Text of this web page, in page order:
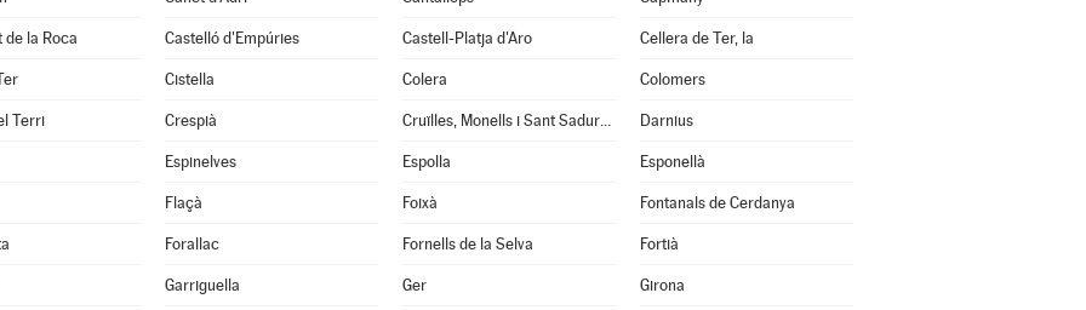
de la Roca Castelló d'Empúries Castell-Platja d'Aro Cellera de Ter, la
Cistella Colera Colomers
Terri Crespià Cruïlles, Monells i Sant Sadurní de l'Heura Darnius
Espinelves Espolla Esponellà
Flaçà Foixà Fontanals de Cerdanya
Forallac Fornells de la Selva Fortià
Garriguella Ger Girona